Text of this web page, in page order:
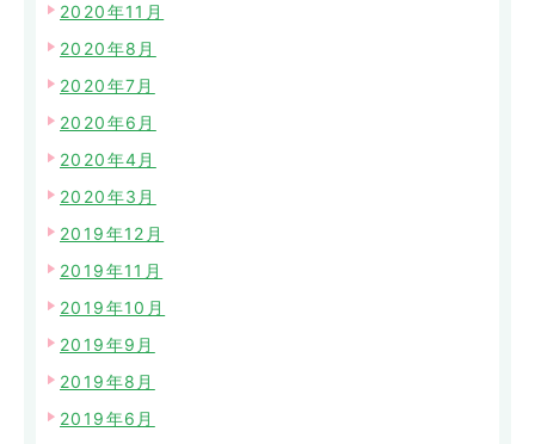
2020年11月
2020年8月
2020年7月
2020年6月
2020年4月
2020年3月
2019年12月
2019年11月
2019年10月
2019年9月
2019年8月
2019年6月